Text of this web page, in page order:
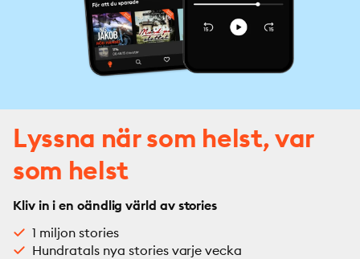
Lyssna när som helst, var
som helst
Kliv in i en oändlig värld av stories
1 miljon stories
Hundratals nya stories varje vecka